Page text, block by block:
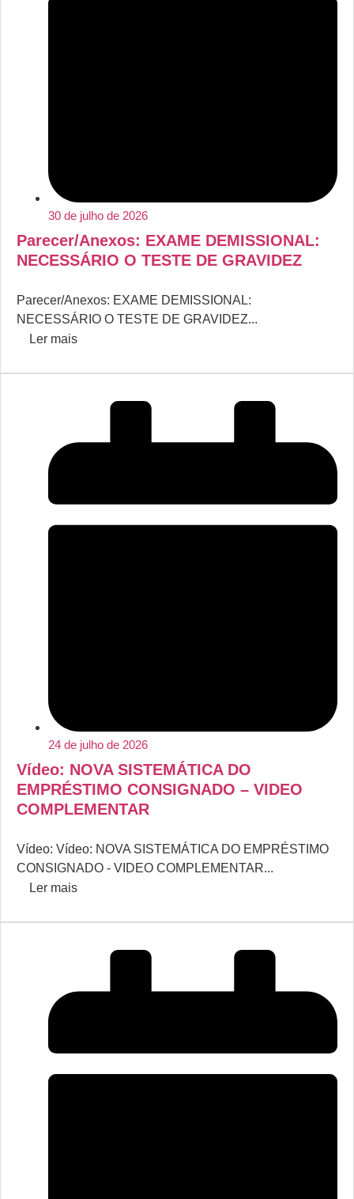
30 de julho de 2026
Parecer/Anexos: EXAME DEMISSIONAL:
NECESSÁRIO O TESTE DE GRAVIDEZ
Parecer/Anexos: EXAME DEMISSIONAL:
NECESSÁRIO O TESTE DE GRAVIDEZ...
Ler mais
24 de julho de 2026
Vídeo: NOVA SISTEMÁTICA DO
EMPRÉSTIMO CONSIGNADO – VIDEO
COMPLEMENTAR
Vídeo: Vídeo: NOVA SISTEMÁTICA DO EMPRÉSTIMO
CONSIGNADO - VIDEO COMPLEMENTAR...
Ler mais